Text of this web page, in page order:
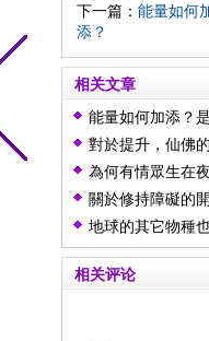
下一篇： 能量如何
添？
相关文章
能量如何加添？
制心一處（專注
而加添？
對於提升，仙佛
為何有情眾生在
量的加添？要如何
關於修持障礙的
地球的其它物種
相关评论